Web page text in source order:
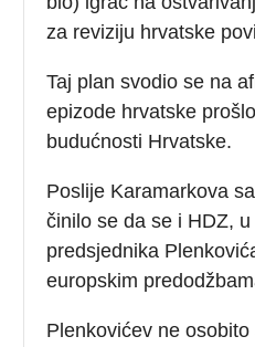
za reviziju hrvatske
Taj plan svodio se na
epizode hrvatske
budućnosti Hrvatske.
Poslije Karamarkova
činilo se da se i HDZ,
predsjednika
europskim
Plenkovićev ne